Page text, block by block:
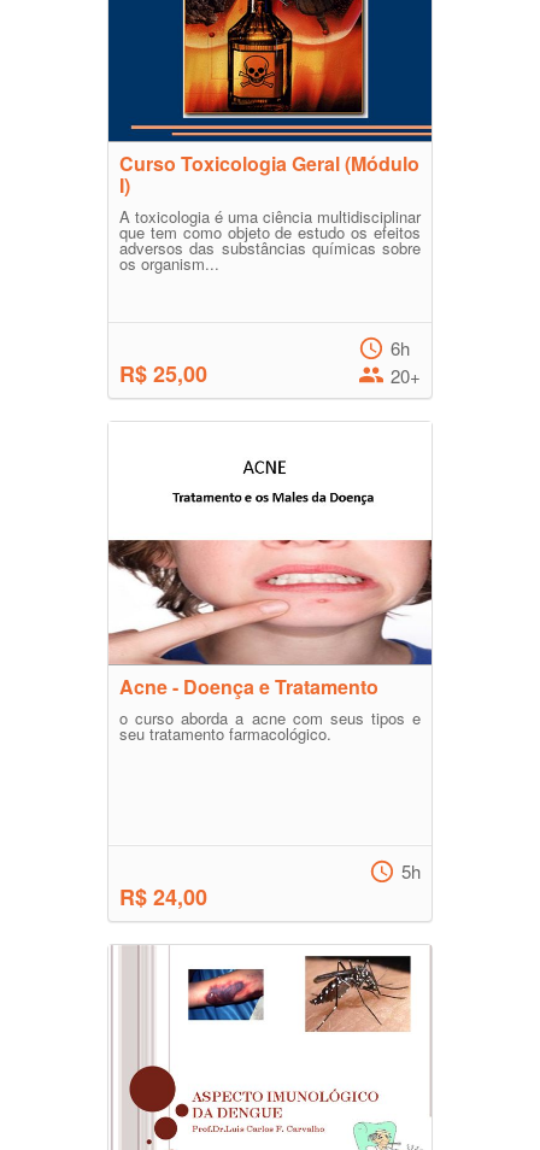
Curso Toxicologia Geral (Módulo
I)
A toxicologia é uma ciência multidisciplinar
que tem como objeto de estudo os efeitos
adversos das substâncias químicas sobre
os organism...
R$ 25,00
6h
20+
Acne - Doença e Tratamento
o curso aborda a acne com seus tipos e
seu tratamento farmacológico.
R$ 24,00
5h